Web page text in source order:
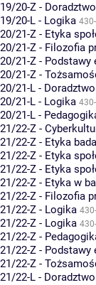
19/20-Z -
19/20-L - Logika
20/21-Z - Etyka
20/21-Z - Filozofia
20/21-Z - Podstawy
20/21-Z -
20/21-L -
20/21-L - Logika
20/21-L -
21/22-Z -
21/22-Z - Etyka
21/22-Z - Etyka
21/22-Z - Etyka
21/22-Z - Etyka w
21/22-Z - Filozofia
21/22-Z - Logika
21/22-Z - Logika
21/22-Z -
21/22-Z - Podstawy
21/22-Z -
21/22-L -